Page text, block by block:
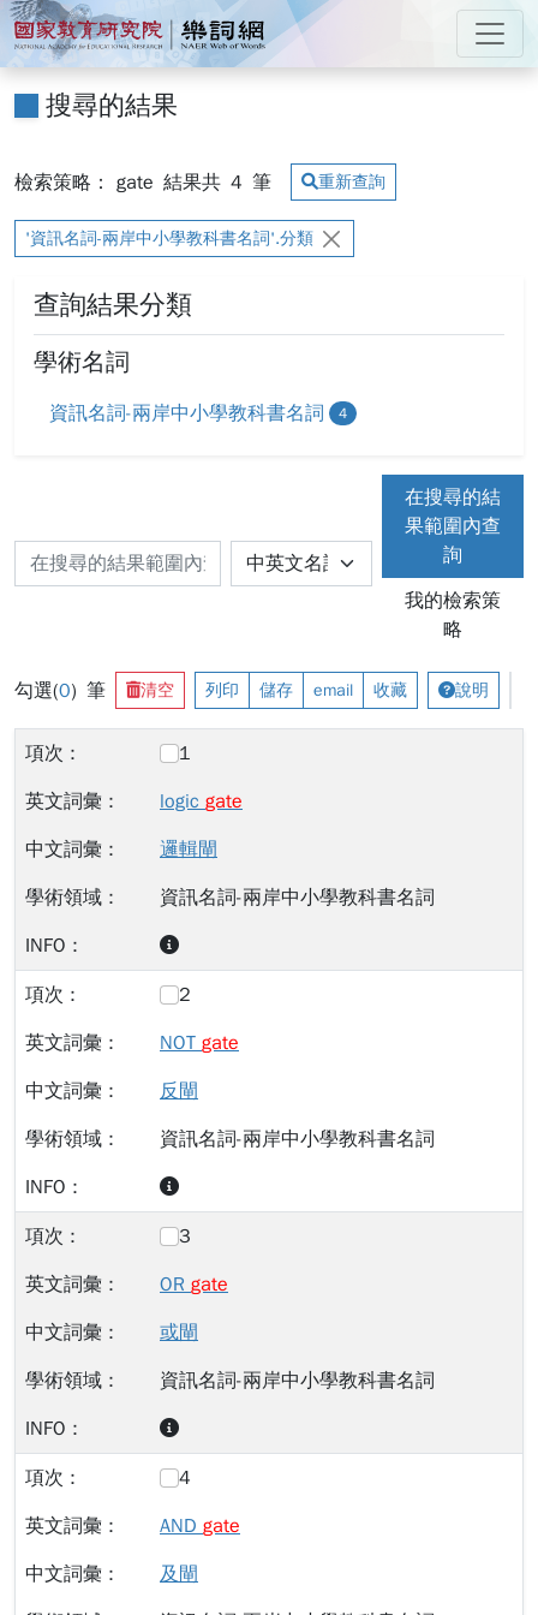
跳到主要內容
:::
國家教育研究院 樂詞網
搜尋的結果
檢索策略： gate 結果共 4 筆 重新查詢
'資訊名詞-兩岸中小學教科書名詞'.分類
查詢結果分類
學術名詞
資訊名詞-兩岸中小學教科書名詞 4
在搜尋的結
果範圍內查
詢
我的檢索策
略
勾選(0) 筆 清空 列印 儲存 email 收藏 說明
1
logic gate
邏輯閘
資訊名詞-兩岸中小學教科書名詞
2
NOT gate
反閘
資訊名詞-兩岸中小學教科書名詞
3
OR gate
或閘
資訊名詞-兩岸中小學教科書名詞
4
AND gate
及閘